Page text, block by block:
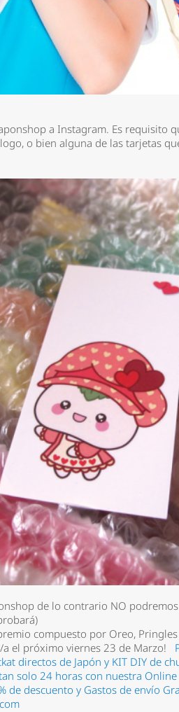
a Instagram. Es requisito
o bien alguna de las tarjetas
de lo contrario NO
compuesto por Oreo,
el próximo viernes 23 de Marzo!
directos de Japón y KIT DIY de
solo 24 horas con nuestra Online
de descuento y Gastos de envío
Nombre *
Email *
Comentario *